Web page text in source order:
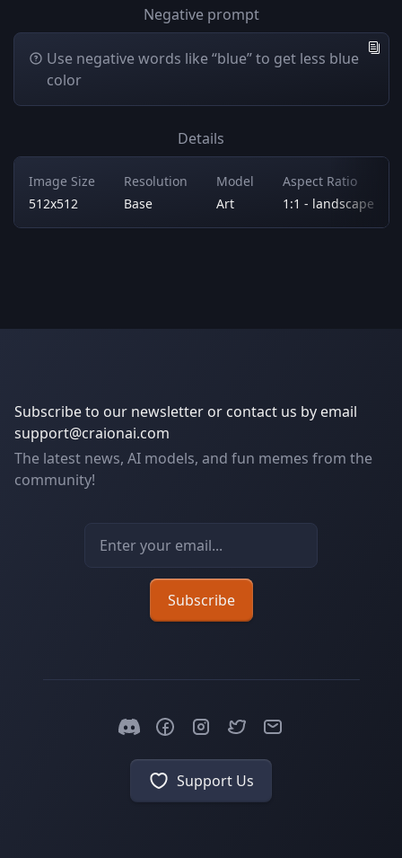
Negative prompt
Use negative words like “blue” to get less blue
color
Details
Image Size
512x512
Resolution
Base
Model
Art
Aspect Ratio
1:1 - landscape
Subscribe to our newsletter or contact us by email
support@craionai.com
The latest news, AI models, and fun memes from the
community!
Email address
Subscribe
Support Us